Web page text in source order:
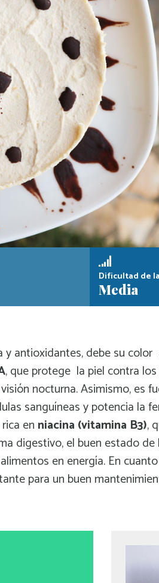
Dificultad de
Media
y antioxidantes, debe su
, que protege la piel contra
nocturna. Asimismo, es
sanguíneas y potencia la
en niacina (vitamina B3),
digestivo, el buen estado
en energía. En
para un buen